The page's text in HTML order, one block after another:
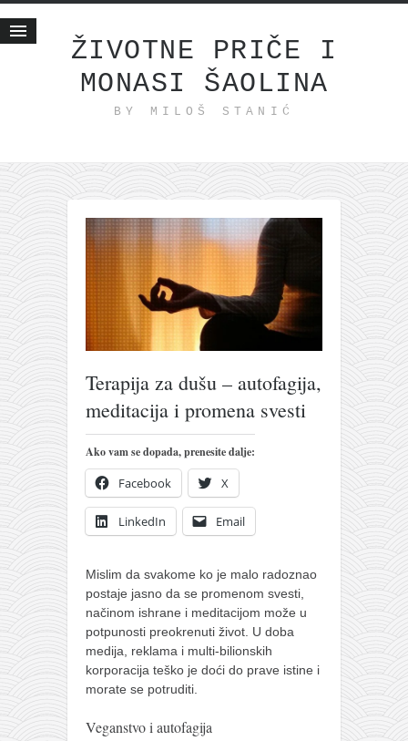
ŽIVOTNE PRIČE I
MONASI ŠAOLINA
BY MILOŠ STANIĆ
Životne priče
internet poslovanje
ishranom do zdravlja
moj haiku
momenti i mesta
bonus sadržaj
Svetlopis
zakonopravilo
duhovni otac
pravoslavlje
zabranjena istorija
ćirilica
porodične priče
umesto tvitera
azbuki i knjige
najnovije na blogu
moje beleške
Terapija za dušu – autofagija,
meditacija i promena svesti
Ako vam se dopada, prenesite dalje:
Facebook X
LinkedIn Email
Mislim da svakome ko je malo radoznao
postaje jasno da se promenom svesti,
načinom ishrane i meditacijom može u
potpunosti preokrenuti život. U doba
medija, reklama i multi-bilionskih
korporacija teško je doći do prave istine i
morate se potruditi.
Veganstvo i autofagija